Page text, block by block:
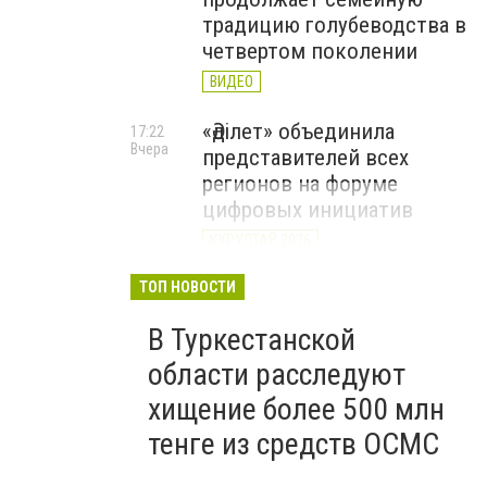
традицию голубеводства в
четвертом поколении
ВИДЕО
«Әділет» объединила
представителей всех
регионов на форуме
цифровых инициатив
17:22
Вчера
В Казахстане назвали
высокооплачиваемые
вакансии июля
12:15
ТОП НОВОСТИ
В Туркестанской
области расследуют
хищение более 500 млн
тенге из средств ОСМС